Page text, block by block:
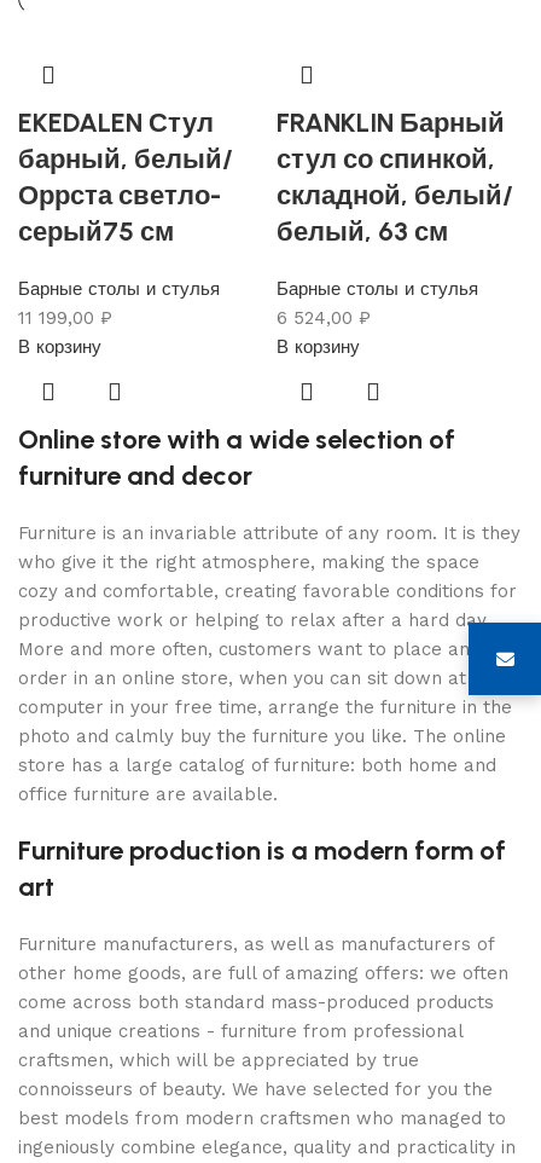
EKEDALEN Стул
барный, белый/
Оррста светло-
серый75 см
Барные столы и стулья
11 199,00 ₽
В корзину
FRANKLIN Барный
стул со спинкой,
складной, белый/
белый, 63 см
Барные столы и стулья
6 524,00 ₽
В корзину
Online store with a wide selection of
furniture and decor
Furniture is an invariable attribute of any room. It is they
who give it the right atmosphere, making the space
cozy and comfortable, creating favorable conditions for
productive work or helping to relax after a hard day.
More and more often, customers want to place an
order in an online store, when you can sit down at the
computer in your free time, arrange the furniture in the
photo and calmly buy the furniture you like. The online
store has a large catalog of furniture: both home and
office furniture are available.
Furniture production is a modern form of
art
Furniture manufacturers, as well as manufacturers of
other home goods, are full of amazing offers: we often
come across both standard mass-produced products
and unique creations - furniture from professional
craftsmen, which will be appreciated by true
connoisseurs of beauty. We have selected for you the
best models from modern craftsmen who managed to
ingeniously combine elegance, quality and practicality in